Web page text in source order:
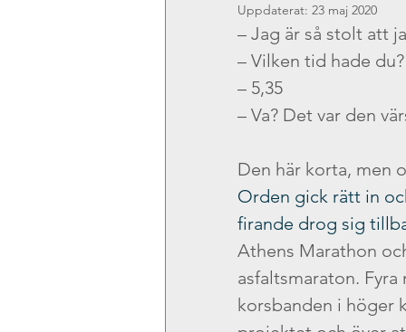
Behov Tid Önskemål
Samhällspåverkan
Empati Impulskontroll
Sårbarhet Feedback
Ledarskap Coaching
Uppdaterat: 23 maj 2020
– Jag är så stolt att
– Vilken tid hade du?
– 5,35
– Va? Det var den
Den här korta, men
Orden gick rätt in
firande drog sig
Athens Marathon
asfaltsmaraton.
korsbanden i höger